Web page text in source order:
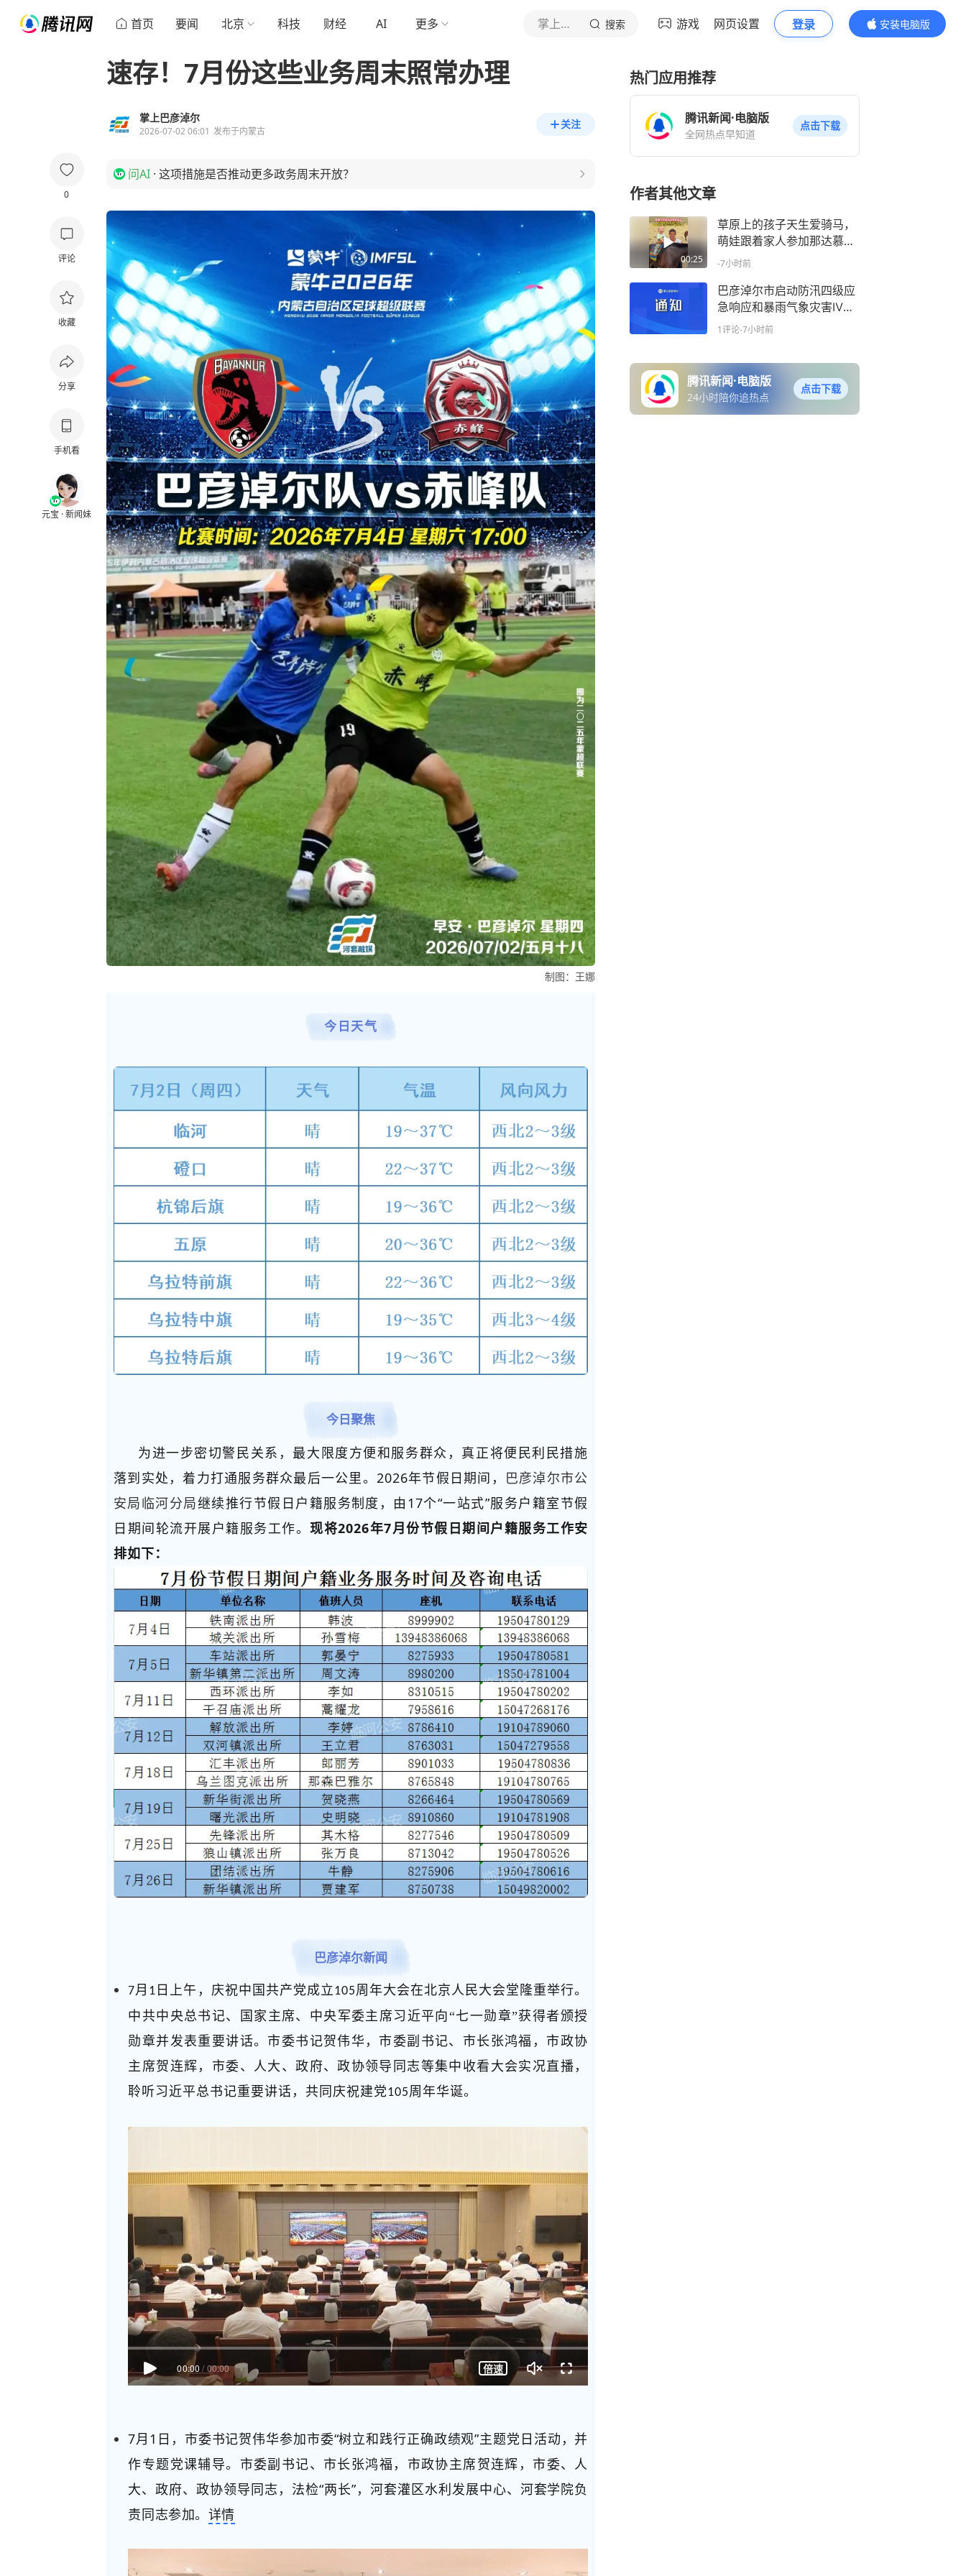
首页 要闻 北京 科技 财经 AI 更多 掌上巴彦淖尔 搜索 游戏 网页设置 登录
安装电脑版
内容更精彩
0
评论
收藏
分享
手机看
元宝 · 新闻妹
速存！7月份这些业务周末照常办理
掌上巴彦淖尔
2026-07-02 06:01 发布于内蒙古
关注
问AI · 这项措施是否推动更多政务周末开放？
制图：王娜
今日天气
今日聚焦
为进一步密切警民关系，最大限度方便和服务群众，真正将便民利民措施
落到实处，着力打通服务群众最后一公里。2026年节假日期间， 巴彦淖尔市公
安局临河分局继续推行节假日户籍服务制度，由17个“一站式”服务户籍室节假
日期间轮流开展户籍服务工作。 现将2026年7月份节假日期间户籍服务工作安
排如下：
巴彦淖尔新闻
7月 1 日上午，庆祝中国共产党成立105周年大会在北京人民大会堂隆重举行。
中共中央总书记、国家主席、中央军委主席习近平向“七一勋章”获得者颁授
勋章并发表重要讲话。市委书记贺伟华，市委副书记、市长张鸿福，市政协
主席贺连辉，市委、人大、政府、政协领导同志等集中收看大会实况直播，
聆听习近平总书记重要讲话，共同庆祝建党105周年华诞。
00:00 / 00:00 倍速
7月1日，市委书记贺伟华参加市委“树立和践行正确政绩观”主题党日活动，并
作专题党课辅导。市委副书记、市长张鸿福，市政协主席贺连辉，市委、人
大、政府、政协领导同志，法检“两长”，河套灌区水利发展中心、 河套学院负
责同志参加。 详情
热门应用推荐
腾讯新闻·电脑版
全网热点早知道
点击下载
作者其他文章
00:25
草原上的孩子天生爱骑马，
萌娃跟着家人参加那达慕，
被姑父抱上马背后开心得笑
-7小时前
巴彦淖尔市启动防汛四级应
急响应和暴雨气象灾害Ⅳ级
应急响应
1评论-7小时前
腾讯新闻·电脑版
24小时陪你追热点
点击下载